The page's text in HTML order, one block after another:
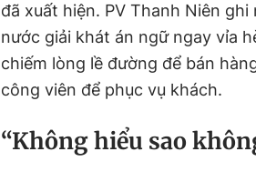
đã xuất hiện. PV Thanh Niên
nước giải khát án ngữ ngay vỉa
chiếm lòng lề đường để bán
công viên để phục vụ khách.
“Không hiểu sao